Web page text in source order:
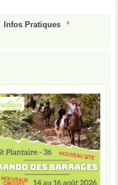
Infos Pratiques